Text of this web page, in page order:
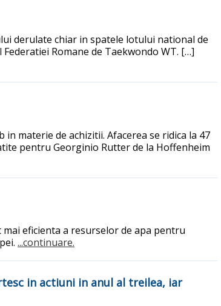
derulate chiar in spatele lotului national de
Romane de Taekwondo WT. […]
materie de achizitii. Afacerea se ridica la 47
pentru Georginio Rutter de la Hoffenheim
eficienta a resurselor de apa pentru
...continuare.
in actiuni in anul al treilea, iar